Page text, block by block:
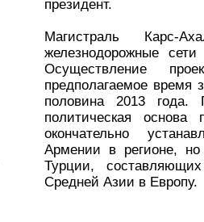
президент.
Магистраль Карс-
железнодорожные
Осуществление
предполагаемое время
половина 2013 года.
политическая
окончательно
Армении в регионе,
Турции,
Средней Азии в Европу.